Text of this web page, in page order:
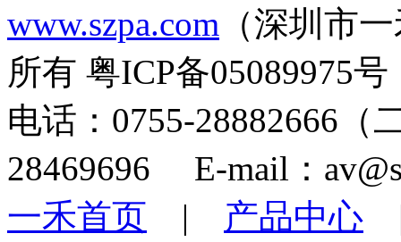
www.szpa.com （深圳市
所有 粤ICP备05089975号
电话：0755-28882666
28469696 E-mail：
一禾首页 | 产品中心